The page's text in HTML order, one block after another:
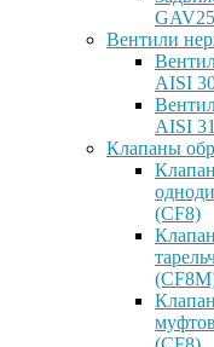
Вентили
AISI
AISI
Клапаны
(CF8)